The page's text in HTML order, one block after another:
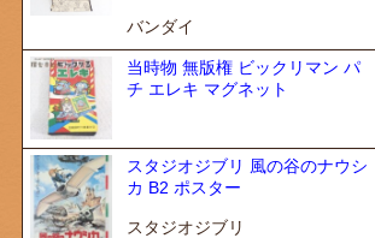
バンダイ
当時物 無版権 ビックリマン パ
チ エレキ マグネット
スタジオジブリ 風の谷のナウシ
カ B2 ポスター
スタジオジブリ